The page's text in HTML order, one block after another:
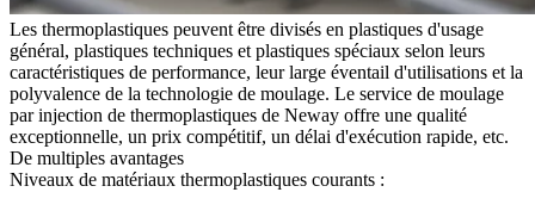
Les thermoplastiques peuvent être divisés en plastiques d'usage
général, plastiques techniques et plastiques spéciaux selon leurs
caractéristiques de performance, leur large éventail d'utilisations et la
polyvalence de la technologie de moulage. Le service de moulage
par injection de thermoplastiques de Neway offre une qualité
exceptionnelle, un prix compétitif, un délai d'exécution rapide, etc.
De multiples avantages
Niveaux de matériaux thermoplastiques courants :